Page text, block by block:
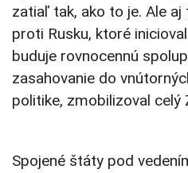
zatiaľ tak, ako to je. Ale
proti Rusku, ktoré
buduje rovnocennú
zasahovanie do
politike, zmobilizoval celý
Spojené štáty pod